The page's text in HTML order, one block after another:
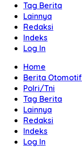
Tag Berita
Lainnya
Redaksi
Indeks
Log In
Home
Berita Otomotif
Polri/Tni
Tag Berita
Lainnya
Redaksi
Indeks
Log In